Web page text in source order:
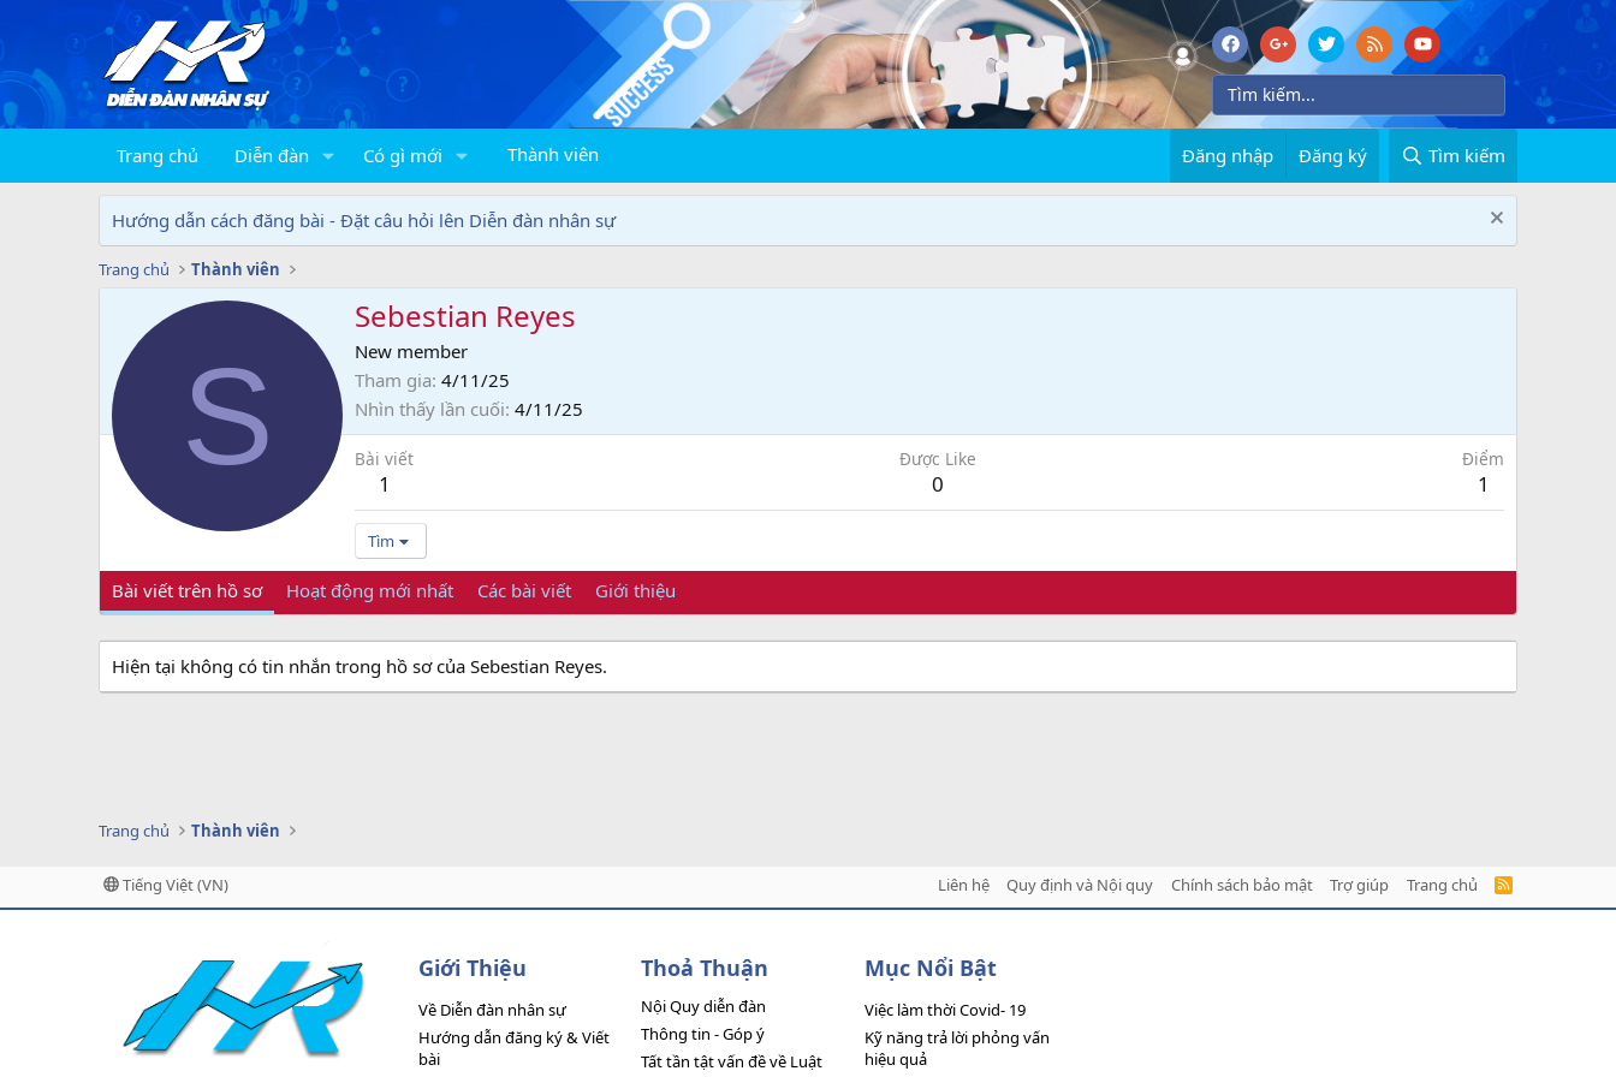
Trang chủ Diễn đàn Có gì mới Thành viên Đăng nhập Đăng ký Tìm kiếm
Hướng dẫn cách đăng bài - Đặt câu hỏi lên Diễn đàn nhân sự
Trang chủ Thành viên
S
Sebestian Reyes
New member
Tham gia 4/11/25
Nhìn thấy lần cuối 4/11/25
Bài viết
1
Được Like
0
Điểm
1
Tìm
Bài viết trên hồ sơ Hoạt động mới nhất Các bài viết Giới thiệu
Hiện tại không có tin nhắn trong hồ sơ của Sebestian Reyes.
Trang chủ Thành viên
Tiếng Việt (VN) Liên hệ Quy định và Nội quy Chính sách bảo mật Trợ giúp Trang chủ
R
S
Giới Thiệu
Về Diễn đàn nhân sự
Hướng dẫn đăng ký & Viết
bài
Thoả Thuận
Nội Quy diễn đàn
Thông tin - Góp ý
Tất tần tật vấn đề về Luật
Mục Nổi Bật
Việc làm thời Covid- 19
Kỹ năng trả lời phỏng vấn
hiệu quả